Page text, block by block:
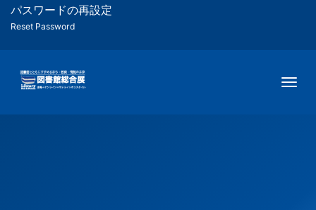
ツー
ー
用
メ
パスワードの再設定
Reset Password